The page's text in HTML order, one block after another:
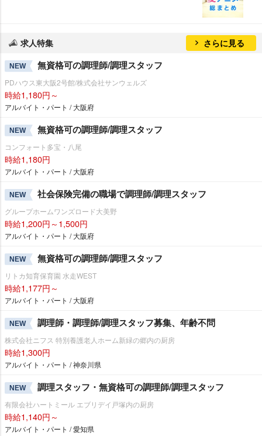
求人特集 さらに見る
NEW 無資格可の調理師/調理スタッフ
PDハウス東大阪2号館/株式会社サンウェルズ
時給1,180円～
アルバイト・パート / 大阪府
NEW 無資格可の調理師/調理スタッフ
コンフォート多宝・八尾
時給1,180円
アルバイト・パート / 大阪府
NEW 社会保険完備の職場で調理師/調理スタッフ
グループホームワンズロード大美野
時給1,200円～1,500円
アルバイト・パート / 大阪府
NEW 無資格可の調理師/調理スタッフ
リトカ知育保育園 水走WEST
時給1,177円～
アルバイト・パート / 大阪府
NEW 調理師・調理師/調理スタッフ募集、年齢不問
株式会社ニフス 特別養護老人ホーム新緑の郷内の厨房
時給1,300円
アルバイト・パート / 神奈川県
NEW 調理スタッフ・無資格可の調理師/調理スタッフ
有限会社ハートミール エブリデイ戸塚内の厨房
時給1,140円～
アルバイト・パート / 愛知県